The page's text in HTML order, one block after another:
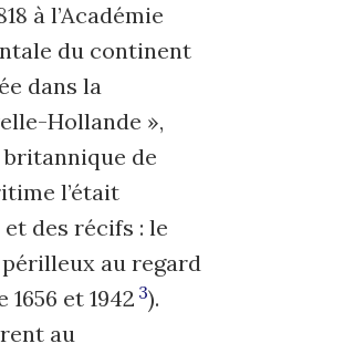
à l’Académie
du continent
dans la
Hollande »,
de
l’était
des récifs : le
au regard
et 1942 3).
au